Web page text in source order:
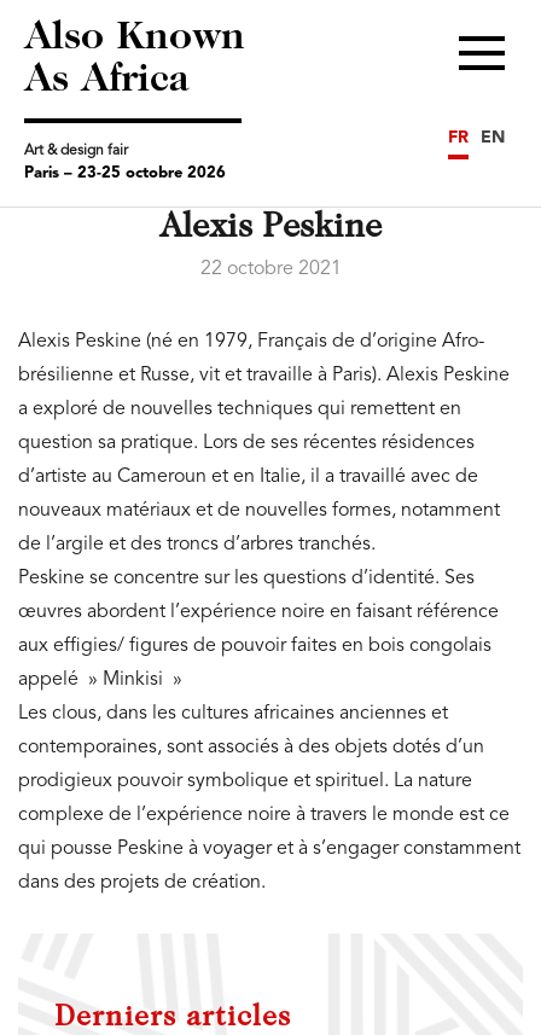
Also Known
As Africa
Art & design fair
Paris – 23-25 octobre 2026
Menu
FR EN
Alexis Peskine
22 octobre 2021
Alexis Peskine (né en 1979, Français de d’origine Afro-
brésilienne et Russe, vit et travaille à Paris). Alexis Peskine
a exploré de nouvelles techniques qui remettent en
question sa pratique. Lors de ses récentes résidences
d’artiste au Cameroun et en Italie, il a travaillé avec de
nouveaux matériaux et de nouvelles formes, notamment
de l’argile et des troncs d’arbres tranchés.
Peskine se concentre sur les questions d’identité. Ses
œuvres abordent l’expérience noire en faisant référence
aux effigies/ figures de pouvoir faites en bois congolais
appelé » Minkisi »
Les clous, dans les cultures africaines anciennes et
contemporaines, sont associés à des objets dotés d’un
prodigieux pouvoir symbolique et spirituel. La nature
complexe de l’expérience noire à travers le monde est ce
qui pousse Peskine à voyager et à s’engager constamment
dans des projets de création.
Derniers articles